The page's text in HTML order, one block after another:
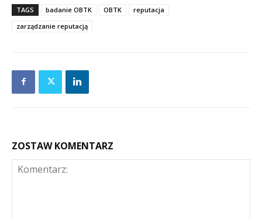
TAGS badanie OBTK OBTK
reputacja
zarządzanie reputacją
ZOSTAW KOMENTARZ